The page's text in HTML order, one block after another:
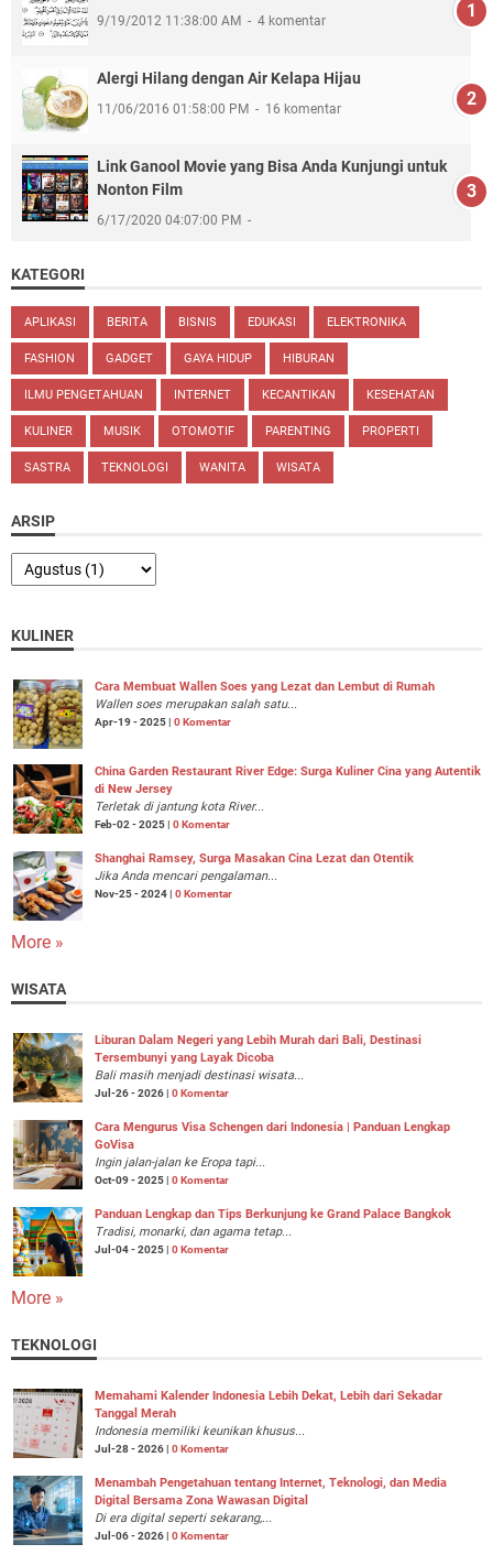
9/19/2012 11:38:00 AM 4 komentar
Alergi Hilang dengan Air Kelapa Hijau
11/06/2016 01:58:00 PM 16 komentar
Link Ganool Movie yang Bisa Anda Kunjungi untuk
Nonton Film
6/17/2020 04:07:00 PM
KATEGORI
APLIKASI BERITA BISNIS EDUKASI ELEKTRONIKA
FASHION GADGET GAYA HIDUP HIBURAN
ILMU PENGETAHUAN INTERNET KECANTIKAN KESEHATAN
KULINER MUSIK OTOMOTIF PARENTING PROPERTI
SASTRA TEKNOLOGI WANITA WISATA
ARSIP
KULINER
Cara Membuat Wallen Soes yang Lezat dan Lembut di Rumah
Wallen soes merupakan salah satu...
Apr-19 - 2025 | 0 Komentar
China Garden Restaurant River Edge: Surga Kuliner Cina yang Autentik
di New Jersey
Terletak di jantung kota River...
Feb-02 - 2025 | 0 Komentar
Shanghai Ramsey, Surga Masakan Cina Lezat dan Otentik
Jika Anda mencari pengalaman...
Nov-25 - 2024 | 0 Komentar
More »
WISATA
Liburan Dalam Negeri yang Lebih Murah dari Bali, Destinasi
Tersembunyi yang Layak Dicoba
Bali masih menjadi destinasi wisata...
Jul-26 - 2026 | 0 Komentar
Cara Mengurus Visa Schengen dari Indonesia | Panduan Lengkap
GoVisa
Ingin jalan-jalan ke Eropa tapi...
Oct-09 - 2025 | 0 Komentar
Panduan Lengkap dan Tips Berkunjung ke Grand Palace Bangkok
Tradisi, monarki, dan agama tetap...
Jul-04 - 2025 | 0 Komentar
More »
TEKNOLOGI
Memahami Kalender Indonesia Lebih Dekat, Lebih dari Sekadar
Tanggal Merah
Indonesia memiliki keunikan khusus...
Jul-28 - 2026 | 0 Komentar
Menambah Pengetahuan tentang Internet, Teknologi, dan Media
Digital Bersama Zona Wawasan Digital
Di era digital seperti sekarang,...
Jul-06 - 2026 | 0 Komentar